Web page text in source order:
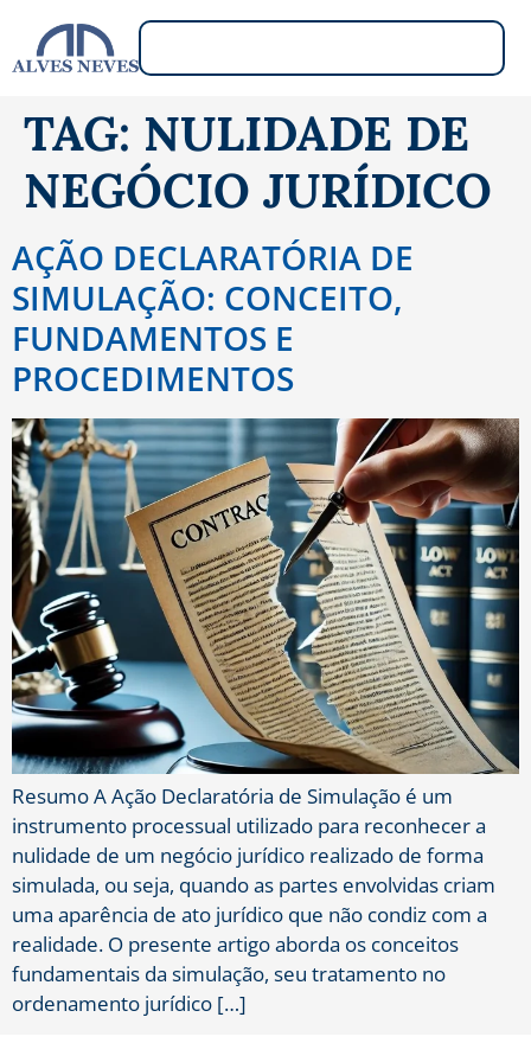
TAG: NULIDADE DE
NEGÓCIO JURÍDICO
AÇÃO DECLARATÓRIA DE
SIMULAÇÃO: CONCEITO,
FUNDAMENTOS E
PROCEDIMENTOS
Resumo A Ação Declaratória de Simulação é um
instrumento processual utilizado para reconhecer a
nulidade de um negócio jurídico realizado de forma
simulada, ou seja, quando as partes envolvidas criam
uma aparência de ato jurídico que não condiz com a
realidade. O presente artigo aborda os conceitos
fundamentais da simulação, seu tratamento no
ordenamento jurídico […]